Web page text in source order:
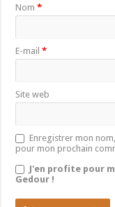
Nom*
E-mail*
Site web
Enregistrer mon
pour mon prochain
J'en profite pour
Gedour !